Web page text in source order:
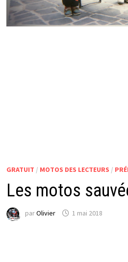
GRATUIT / MOTOS DES LECTEURS /
Les motos
parOlivier 1 mai 2018